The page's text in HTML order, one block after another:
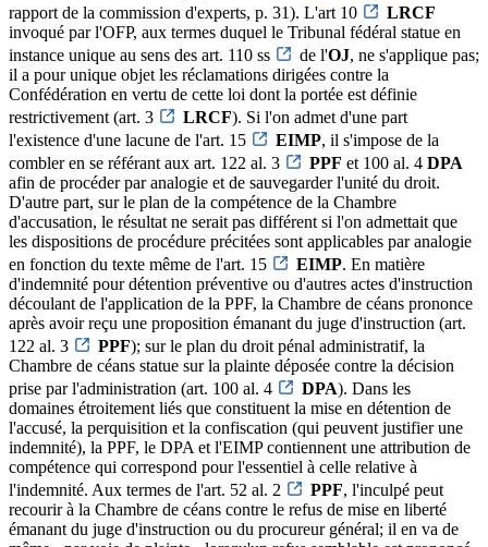
rapport de la commission d'experts, p. 31). L'art 10
LRCF
invoqué par l'OFP, aux termes duquel le Tribunal fédéral statue en
instance unique au sens des art. 110 ss
de l'OJ, ne s'applique pas;
il a pour unique objet les réclamations dirigées contre la
Confédération en vertu de cette loi dont la portée est définie
restrictivement (art. 3
LRCF). Si l'on admet d'une part
l'existence d'une lacune de l'art. 15
EIMP, il s'impose de la
combler en se référant aux art. 122 al. 3
PPF et 100 al. 4 DPA
afin de procéder par analogie et de sauvegarder l'unité du droit.
D'autre part, sur le plan de la compétence de la Chambre
d'accusation, le résultat ne serait pas différent si l'on admettait que
les dispositions de procédure précitées sont applicables par analogie
en fonction du texte même de l'art. 15
EIMP. En matière
d'indemnité pour détention préventive ou d'autres actes d'instruction
découlant de l'application de la PPF, la Chambre de céans prononce
après avoir reçu une proposition émanant du juge d'instruction (art.
122 al. 3
PPF); sur le plan du droit pénal administratif, la
Chambre de céans statue sur la plainte déposée contre la décision
prise par l'administration (art. 100 al. 4
DPA). Dans les
domaines étroitement liés que constituent la mise en détention de
l'accusé, la perquisition et la confiscation (qui peuvent justifier une
indemnité), la PPF, le DPA et l'EIMP contiennent une attribution de
compétence qui correspond pour l'essentiel à celle relative à
l'indemnité. Aux termes de l'art. 52 al. 2
PPF, l'inculpé peut
recourir à la Chambre de céans contre le refus de mise en liberté
émanant du juge d'instruction ou du procureur général; il en va de